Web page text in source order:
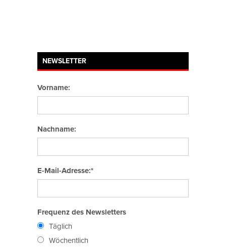
NEWSLETTER
Vorname:
Nachname:
E-Mail-Adresse:*
Frequenz des Newsletters
Täglich
Wöchentlich